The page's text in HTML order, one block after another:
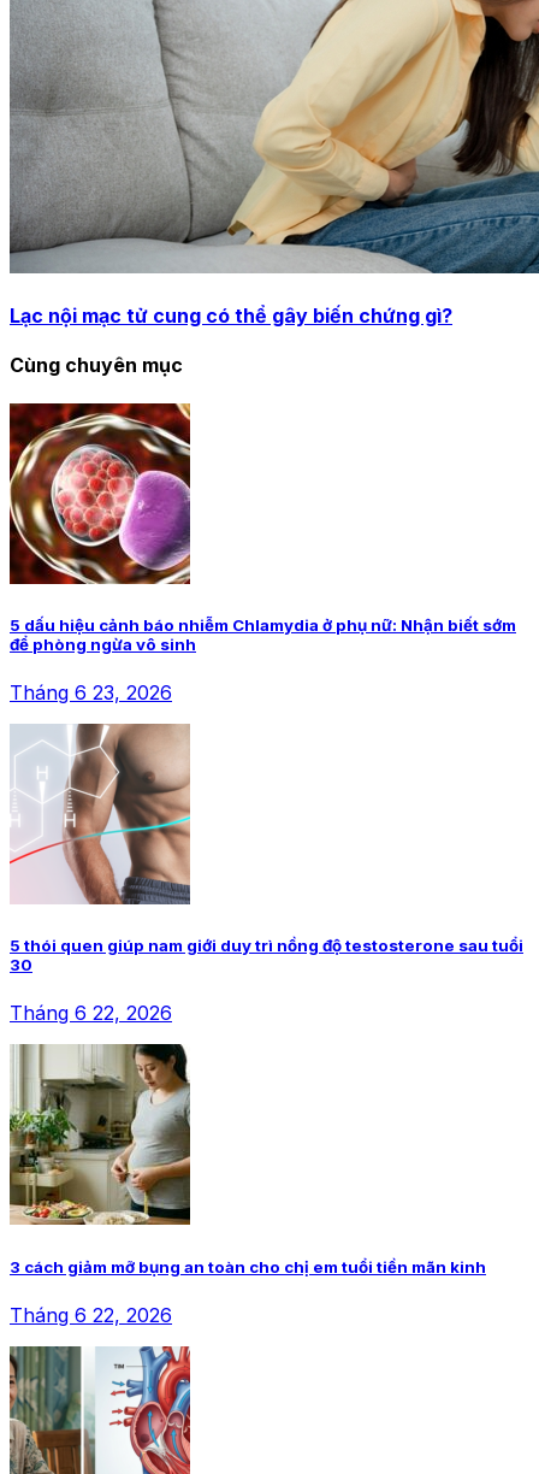
Lạc nội mạc tử cung có thể gây biến chứng gì?
Cùng chuyên mục
5 dấu hiệu cảnh báo nhiễm Chlamydia ở phụ nữ: Nhận biết sớm
để phòng ngừa vô sinh
Tháng 6 23, 2026
5 thói quen giúp nam giới duy trì nồng độ testosterone sau tuổi
30
Tháng 6 22, 2026
3 cách giảm mỡ bụng an toàn cho chị em tuổi tiền mãn kinh
Tháng 6 22, 2026